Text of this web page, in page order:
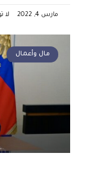
مارس 4, 2022 لا
مال وأعمال